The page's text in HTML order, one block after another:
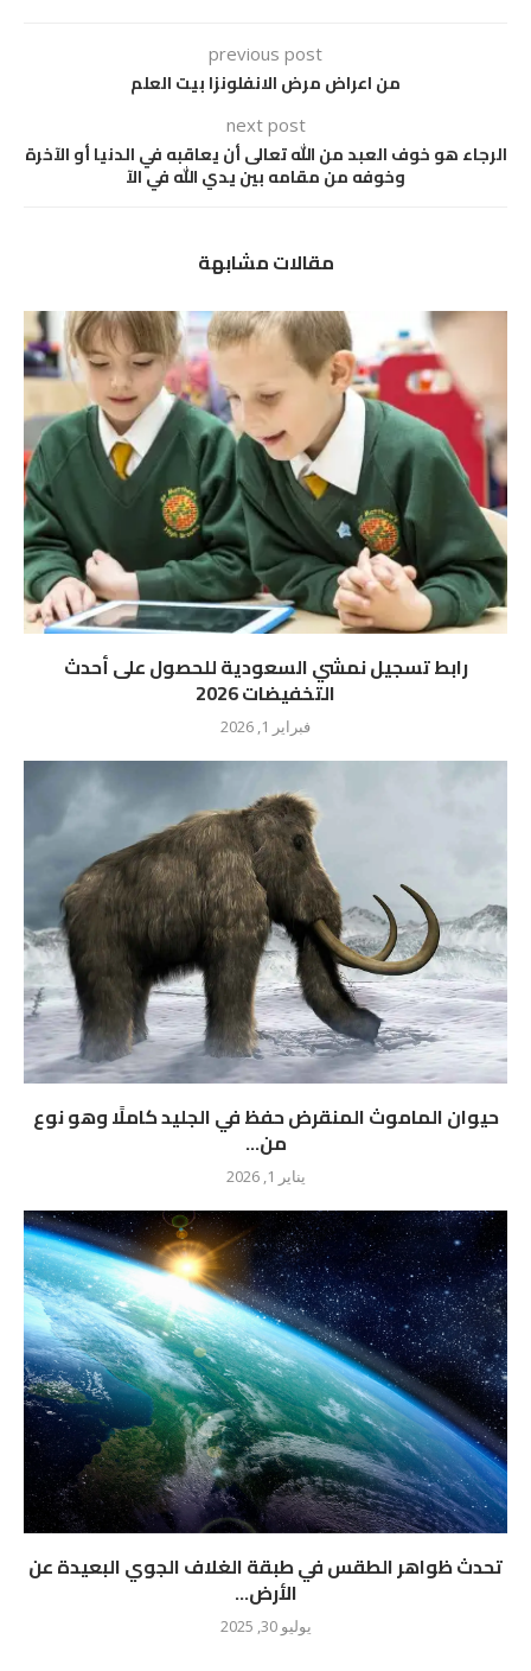
previous post
من اعراض مرض الانفلونزا بيت العلم
next post
الرجاء هو خوف العبد من الله تعالى أن يعاقبه في الدنيا أو الآخرة
وخوفه من مقامه بين يدي الله في الآ
مقالات مشابهة
رابط تسجيل نمشي السعودية للحصول على أحدث
التخفيضات 2026
فبراير 1, 2026
حيوان الماموث المنقرض حفظ في الجليد كاملًا وهو نوع
من...
يناير 1, 2026
تحدث ظواهر الطقس في طبقة الغلاف الجوي البعيدة عن
الأرض...
يوليو 30, 2025